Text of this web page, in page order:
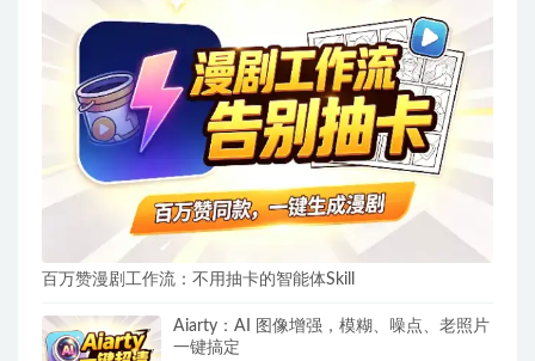
百万赞漫剧工作流：不用抽卡的智能体Skill
Aiarty：AI 图像增强，模糊、噪点、老照片
一键搞定